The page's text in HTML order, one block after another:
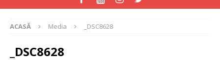
ACASĂ Media _DSC8628
_DSC8628